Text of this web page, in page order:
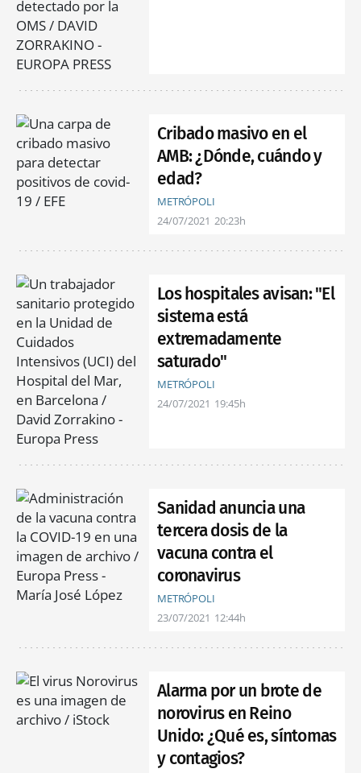
Cribado masivo en el
AMB: ¿Dónde, cuándo y
edad?
METRÓPOLI
24/07/2021 20:23h
Los hospitales avisan: "El
sistema está
extremadamente
saturado"
METRÓPOLI
24/07/2021 19:45h
Sanidad anuncia una
tercera dosis de la
vacuna contra el
coronavirus
METRÓPOLI
23/07/2021 12:44h
Alarma por un brote de
norovirus en Reino
Unido: ¿Qué es, síntomas
y contagios?